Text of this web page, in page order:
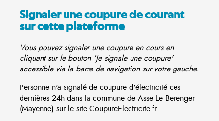
Signaler une coupure de courant
sur cette plateforme
Vous pouvez signaler une coupure en cours en
cliquant sur le bouton 'Je signale une coupure'
accessible via la barre de navigation sur votre gauche.
Personne n'a signalé de coupure d'électricité ces
dernières 24h dans la commune de Asse Le Berenger
(Mayenne) sur le site CoupureElectricite.fr.